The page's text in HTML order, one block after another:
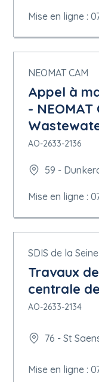
Mise en ligne :
NEOMAT CAM
Appel à
-
AO-2633-2136
59 -
Mise en ligne :
SDIS de la
Travaux
centrale
AO-2633-2134
76 - St
Mise en ligne :